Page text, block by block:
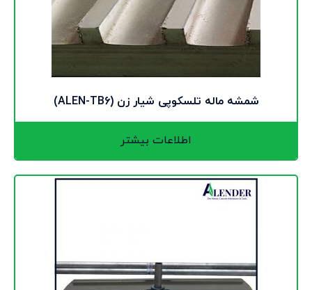
شمشه ماله تلسکوپی شیار زن (ALEN-TB6)
اطلاعات بیشتر